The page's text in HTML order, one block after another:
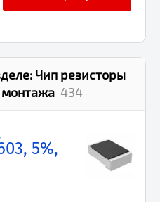
Чип резисторы
монтажа 434
5%,